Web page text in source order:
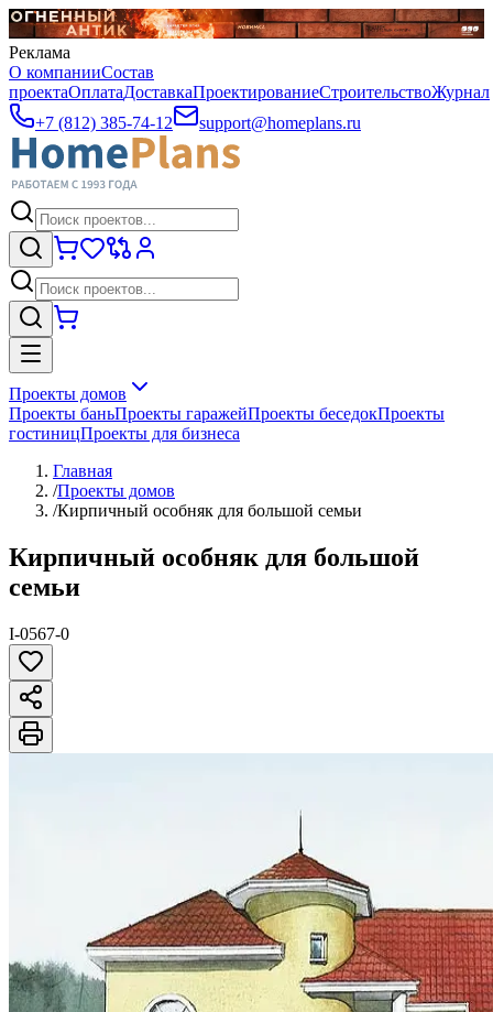
Реклама
О компанииСостав
проектаОплатаДоставкаПроектированиеСтроительствоЖурнал
+7 (812) 385-74-12
support@homeplans.ru
Проекты домов
Проекты баньПроекты гаражейПроекты беседокПроекты
гостиницПроекты для бизнеса
Главная
/Проекты домов
/Кирпичный особняк для большой семьи
Кирпичный особняк для большой
семьи
I-0567-0